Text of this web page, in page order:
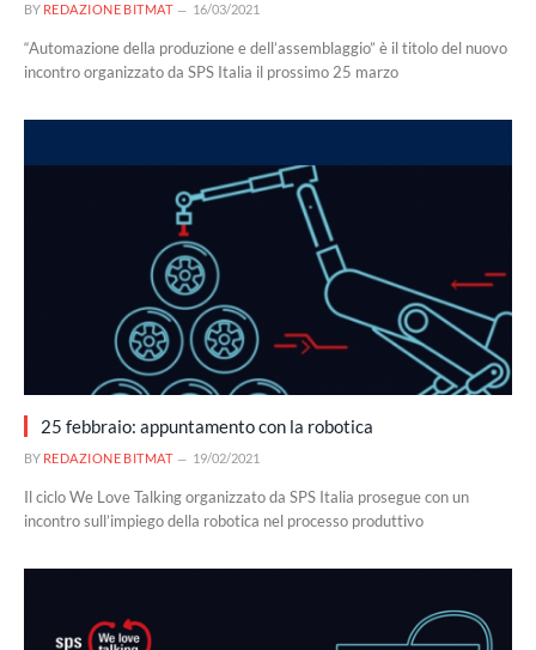
BY REDAZIONE BITMAT 16/03/2021
“Automazione della produzione e dell’assemblaggio” è il titolo del nuovo
incontro organizzato da SPS Italia il prossimo 25 marzo
25 febbraio: appuntamento con la robotica
BY REDAZIONE BITMAT 19/02/2021
Il ciclo We Love Talking organizzato da SPS Italia prosegue con un
incontro sull’impiego della robotica nel processo produttivo